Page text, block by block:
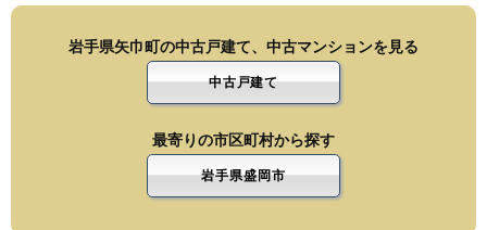
岩手県矢巾町の中古戸建て、中古マンションを見る
中古戸建て
最寄りの市区町村から探す
岩手県盛岡市